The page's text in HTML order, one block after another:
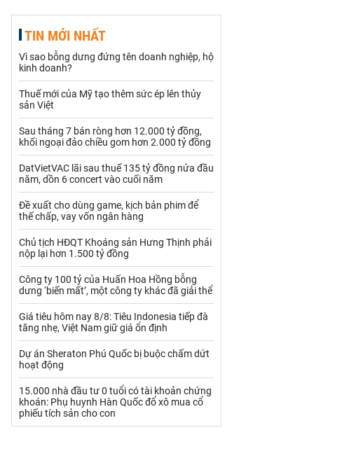
Hạt điều
Khí đốt
Kim loại khác Mắc ca
Muối
Nhựa - Hạt nhựa
Palladium Phân bón
Rau - Củ -Quả Sắt thép
Sữa
Than Thức ăn chăn nuôi
Thủy hải sản khác Tôm
Vàng
VLXD khác
Xi măng - Clynker
TIN MỚI NHẤT
Vì sao bỗng dưng đứng tên doanh nghiệp, hộ
kinh doanh?
Thuế mới của Mỹ tạo thêm sức ép lên thủy
sản Việt
Sau tháng 7 bán ròng hơn 12.000 tỷ đồng,
khối ngoại đảo chiều gom hơn 2.000 tỷ đồng
DatVietVAC lãi sau thuế 135 tỷ đồng nửa đầu
năm, dồn 6 concert vào cuối năm
Đề xuất cho dùng game, kịch bản phim để
thế chấp, vay vốn ngân hàng
Chủ tịch HĐQT Khoáng sản Hưng Thịnh phải
nộp lại hơn 1.500 tỷ đồng
Công ty 100 tỷ của Huấn Hoa Hồng bỗng
dưng ‘biến mất’, một công ty khác đã giải thể
Giá tiêu hôm nay 8/8: Tiêu Indonesia tiếp đà
tăng nhẹ, Việt Nam giữ giá ổn định
Dự án Sheraton Phú Quốc bị buộc chấm dứt
hoạt động
15.000 nhà đầu tư 0 tuổi có tài khoản chứng
khoán: Phụ huynh Hàn Quốc đổ xô mua cổ
phiếu tích sản cho con